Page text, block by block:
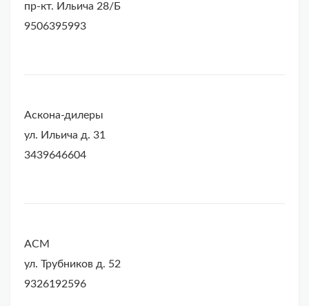
пр-кт. Ильича 28/Б
9506395993
Аскона-дилеры
ул. Ильича д. 31
3439646604
АСМ
ул. Трубников д. 52
9326192596